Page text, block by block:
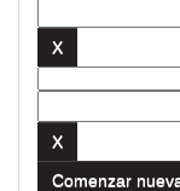
Comenzar